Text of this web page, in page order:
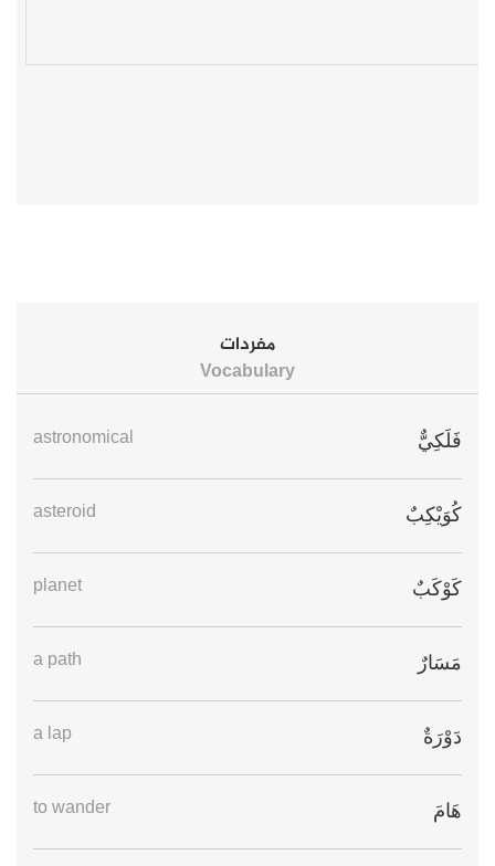
مفردات
Vocabulary
فَلَكِيٌّ astronomical
كُوَيْكِبٌ asteroid
كَوْكَبٌ planet
مَسَارٌ a path
دَوْرَةٌ a lap
هَامَ to wander